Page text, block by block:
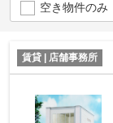
空き物件のみ
賃貸 | 店舗事務所